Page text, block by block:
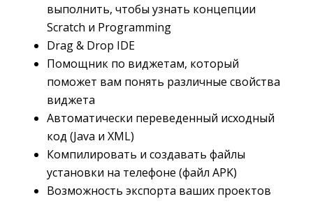
выполнить, чтобы узнать концепции
Scratch и Programming
Drag & Drop IDE
Помощник по виджетам, который
поможет вам понять различные свойства
виджета
Автоматически переведенный исходный
код (Java и XML)
Компилировать и создавать файлы
установки на телефоне (файл APK)
Возможность экспорта ваших проектов